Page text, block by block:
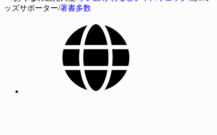
ッズサポーター/著書多数